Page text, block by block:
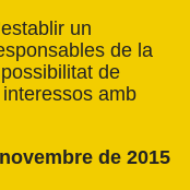
un
de la
de
amb
de 2015